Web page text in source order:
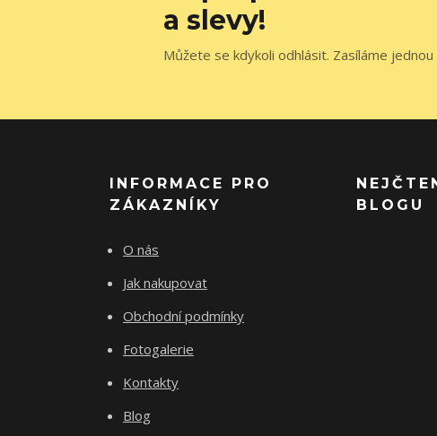
a slevy!
Můžete se kdykoli odhlásit. Zasíláme jednou
INFORMACE PRO
ZÁKAZNÍKY
O nás
Jak nakupovat
Obchodní podmínky
Fotogalerie
Kontakty
Blog
BLOGU